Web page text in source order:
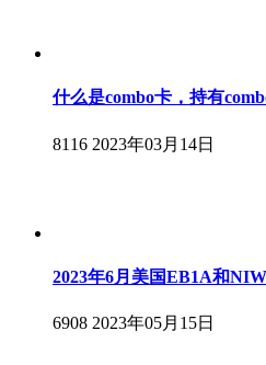
什么是combo卡，持有
8116 2023年03月14日
2023年6月美国EB1A和
6908 2023年05月15日